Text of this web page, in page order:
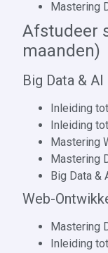
Mastering
Afstudeer
maanden)
Big Data & AI
Inleiding
Inleiding
Mastering
Mastering
Big Data &
Web-
Mastering
Inleiding